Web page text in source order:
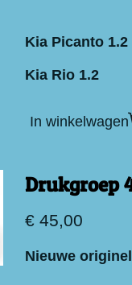
Kia Picanto 1.2
Kia Rio 1.2
In winkelwagen
Drukgroep
€ 45,00
Nieuwe